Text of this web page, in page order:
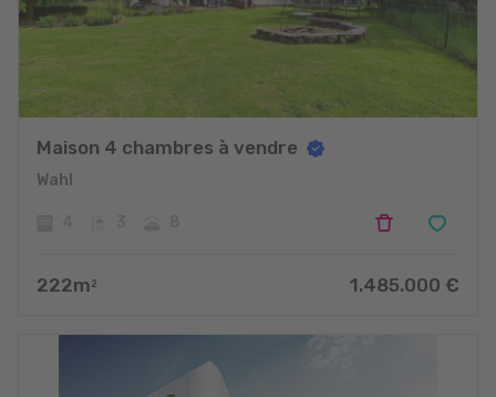
Maison 4 chambres à vendre
Wahl
222m 2 1.485.000 €